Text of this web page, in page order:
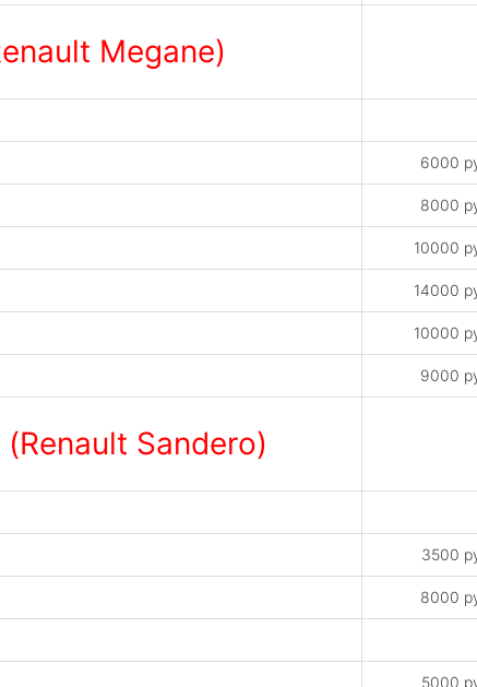
Megane)
6000
8000
10000
14000
10000
9000
Sandero)
3500
8000
5000